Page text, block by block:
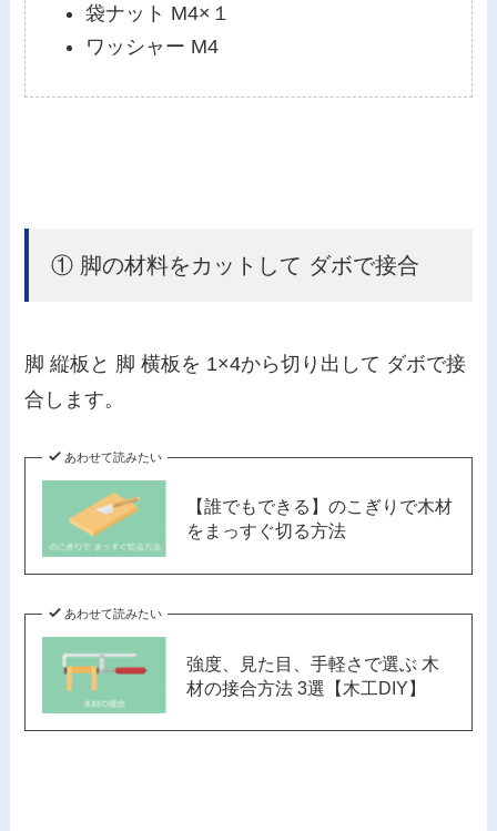
袋ナット M4×１
ワッシャー M4
① 脚の材料をカットして ダボで接合
脚 縦板と 脚 横板を 1×4から切り出して ダボで接
合します。
あわせて読みたい
【誰でもできる】のこぎりで木材
をまっすぐ切る方法
あわせて読みたい
強度、見た目、手軽さで選ぶ 木
材の接合方法 3選【木工DIY】